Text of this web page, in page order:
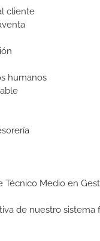
cliente
humanos
Medio en
de nuestro